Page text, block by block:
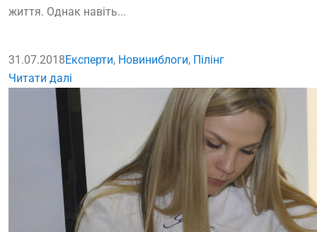
життя. Однак навіть...
31.07.2018Експерти, Новиниблоги, Пілінг
Читати далі